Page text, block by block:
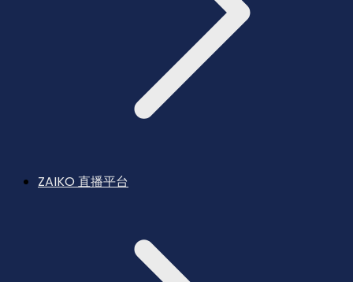
ZAIKO 直播平台